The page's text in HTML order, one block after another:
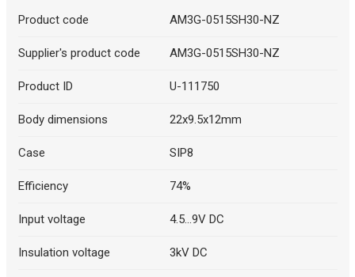
Product code AM3G-0515SH30-NZ
Supplier's product code AM3G-0515SH30-NZ
Product ID U-111750
Body dimensions 22x9.5x12mm
Case SIP8
Efficiency 74%
Input voltage 4.5...9V DC
Insulation voltage 3kV DC